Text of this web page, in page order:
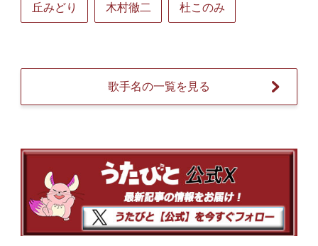
丘みどり 木村徹二 杜このみ
歌手名の一覧を見る